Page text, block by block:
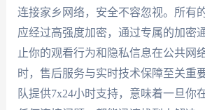
连接家乡网络，安全不容忽视。所有
应经过高强度加密，通过专属的加密
止你的观看行为和隐私信息在公共网
时，售后服务与实时技术保障至关重
队提供7x24小时支持，意味着一旦你